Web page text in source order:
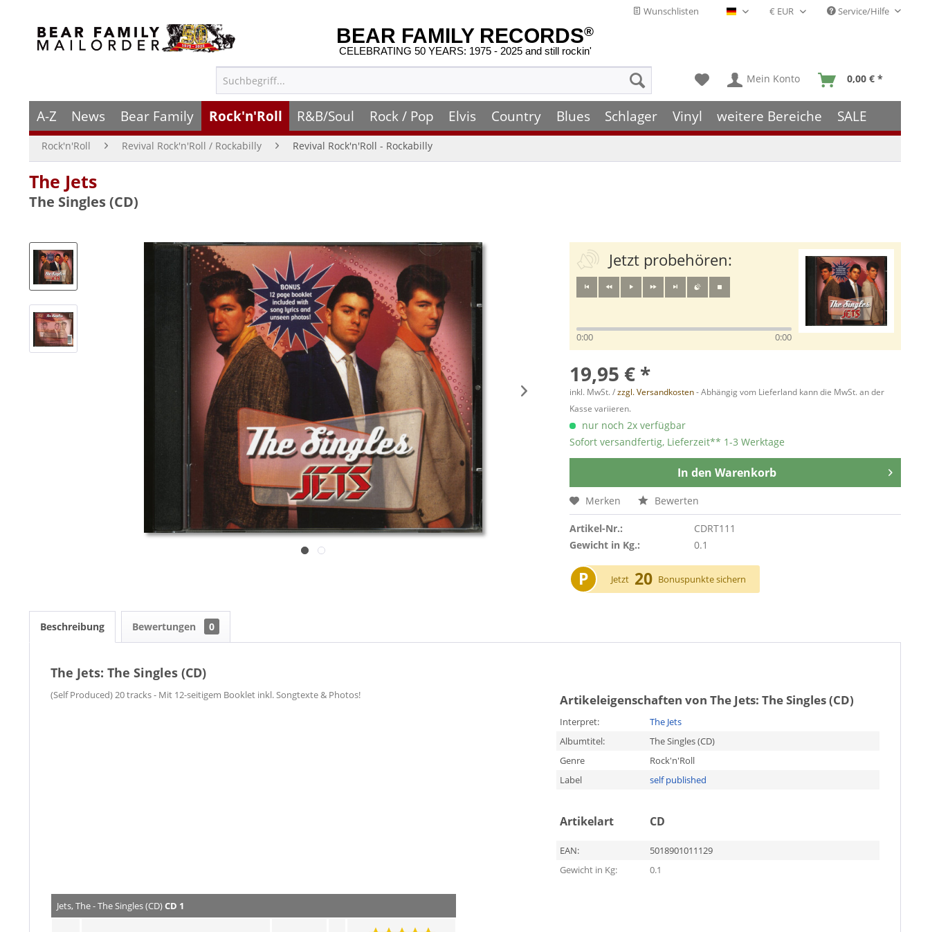
Wunschlisten Deutsch - DE Service/Hilfe
BEAR FAMILY RECORDS®
CELEBRATING 50 YEARS: 1975 - 2025 and still rockin'
Mein Konto 0,00 € *
A-Z News Bear Family Rock'n'Roll R&B/Soul Rock / Pop Elvis Country Blues Schlager Vinyl weitere Bereiche SALE
Rock'n'Roll Revival Rock'n'Roll / Rockabilly Revival Rock'n'Roll - Rockabilly
The Jets
The Singles (CD)
Jetzt probehören:
0:00 0:00
19,95 € *
inkl. MwSt. /zzgl. Versandkosten- Abhängig vom Lieferland kann die MwSt. an der
Kasse variieren.
nur noch 2x verfügbar
Sofort versandfertig, Lieferzeit** 1-3 Werktage
In den Warenkorb
Merken Bewerten
Artikel-Nr.:
CDRT111
Gewicht in Kg.:
0.1
P Jetzt 20 Bonuspunkte sichern
Beschreibung Bewertungen 0
The Jets: The Singles (CD)
(Self Produced) 20 tracks - Mit 12-seitigem Booklet inkl. Songtexte & Photos! Artikeleigenschaften von The Jets: The Singles (CD)
Interpret:
The Jets
Albumtitel:
The Singles (CD)
Genre
Rock'n'Roll
Label
self published
Artikelart CD
EAN:
5018901011129
Gewicht in Kg:
0.1
Jets, The - The Singles (CD)CD 1